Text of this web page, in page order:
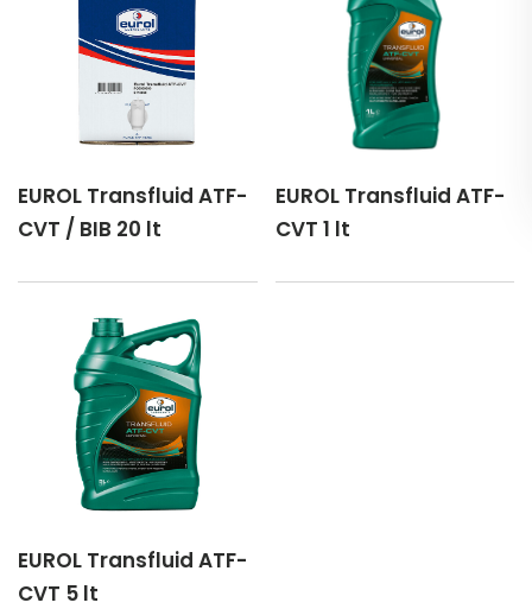
EUROL Transfluid ATF-
CVT / BIB 20 lt
EUROL Transfluid ATF-
CVT 1 lt
EUROL Transfluid ATF-
CVT 5 lt